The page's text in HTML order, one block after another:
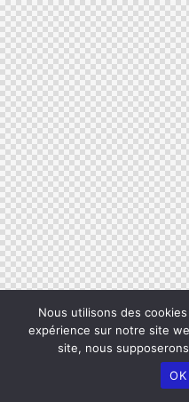
Nous utilisons des
expérience sur notre site
site, nous
OK